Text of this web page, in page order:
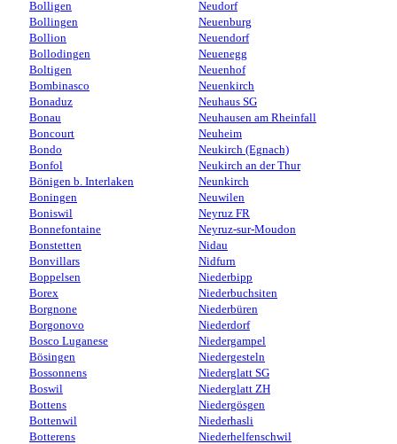
Bolligen
Bollingen
Bollion
Bollodingen
Boltigen
Bombinasco
Bonaduz
Bonau
Boncourt
Bondo
Bonfol
Bönigen b. Interlaken
Boningen
Boniswil
Bonnefontaine
Bonstetten
Bonvillars
Boppelsen
Borex
Borgnone
Borgonovo
Bosco Luganese
Bösingen
Bossonnens
Boswil
Bottens
Bottenwil
Botterens
Neudorf
Neuenburg
Neuendorf
Neuenegg
Neuenhof
Neuenkirch
Neuhaus SG
Neuhausen am Rheinfall
Neuheim
Neukirch (Egnach)
Neukirch an der Thur
Neunkirch
Neuwilen
Neyruz FR
Neyruz-sur-Moudon
Nidau
Nidfurn
Niederbipp
Niederbuchsiten
Niederbüren
Niederdorf
Niedergampel
Niedergesteln
Niederglatt SG
Niederglatt ZH
Niedergösgen
Niederhasli
Niederhelfenschwil